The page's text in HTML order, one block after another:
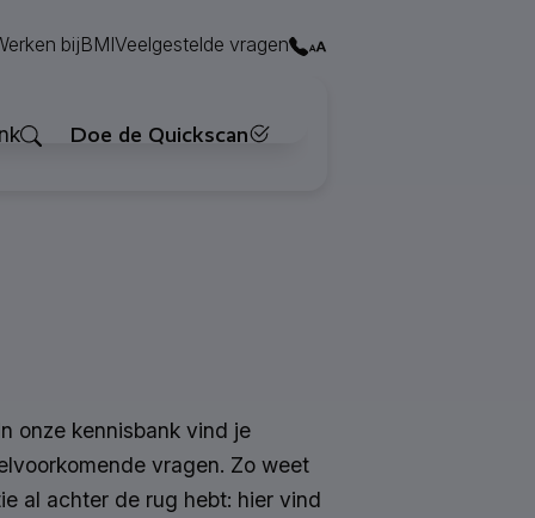
bijBMIVeelgestelde vragen Contact
Zoeken
Doe de Quickscan
onze kennisbank vind je
vragen. Zo weet
al achter de rug hebt: hier vind